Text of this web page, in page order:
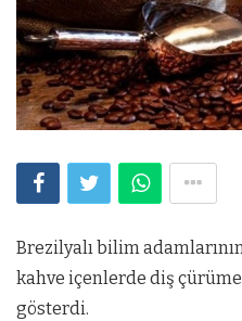
Brezilyalı bilim
kahve içenlerde diş
gösterdi.